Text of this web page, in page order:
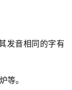
发音相同的字有
等。